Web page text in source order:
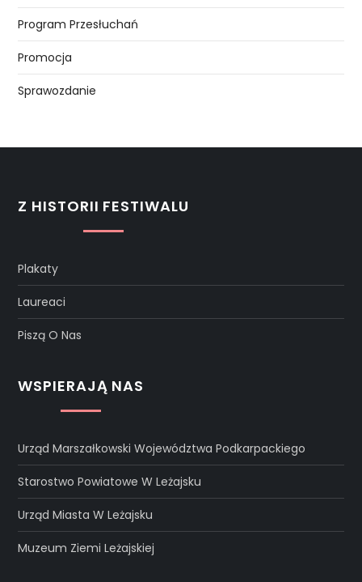
Program Przesłuchań
Promocja
Sprawozdanie
Z HISTORII FESTIWALU
Plakaty
Laureaci
Piszą O Nas
WSPIERAJĄ NAS
Urząd Marszałkowski Województwa Podkarpackiego
Starostwo Powiatowe W Leżajsku
Urząd Miasta W Leżajsku
Muzeum Ziemi Leżajskiej